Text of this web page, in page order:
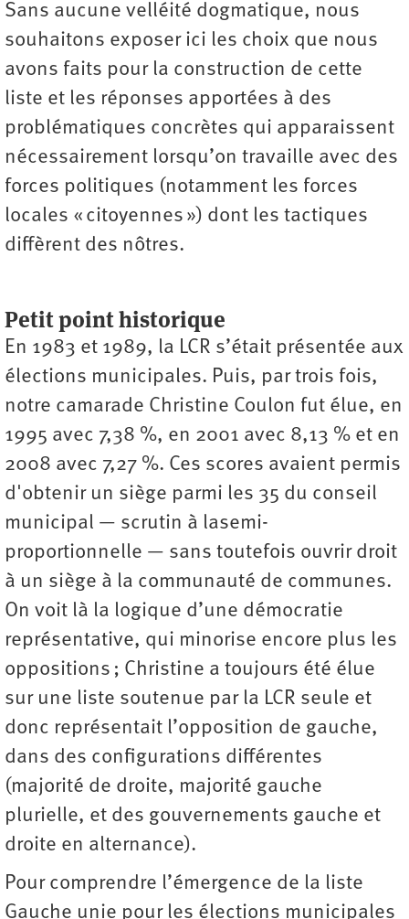
Sans aucune velléité dogmatique, nous
souhaitons exposer ici les choix que nous
avons faits pour la construction de cette
liste et les réponses apportées à des
problématiques concrètes qui apparaissent
nécessairement lorsqu’on travaille avec des
forces politiques (notamment les forces
locales « citoyennes ») dont les tactiques
diffèrent des nôtres.
Petit point historique
En 1983 et 1989, la LCR s’était présentée aux
élections municipales. Puis, par trois fois,
notre camarade Christine Coulon fut élue, en
1995 avec 7,38 %, en 2001 avec 8,13 % et en
2008 avec 7,27 %. Ces scores avaient permis
d'obtenir un siège parmi les 35 du conseil
municipal — scrutin à lasemi-
proportionnelle — sans toutefois ouvrir droit
à un siège à la communauté de communes.
On voit là la logique d’une démocratie
représentative, qui minorise encore plus les
oppositions ; Christine a toujours été élue
sur une liste soutenue par la LCR seule et
donc représentait l’opposition de gauche,
dans des configurations différentes
(majorité de droite, majorité gauche
plurielle, et des gouvernements gauche et
droite en alternance).
Pour comprendre l’émergence de la liste
Gauche unie pour les élections municipales